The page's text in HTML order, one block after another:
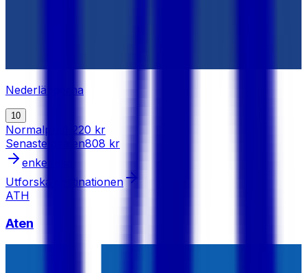
Nederländerna
10
Normalpris
1 220 kr
Senaste dealen808 kr
enkelresa
Utforska destinationen
ATH
Aten